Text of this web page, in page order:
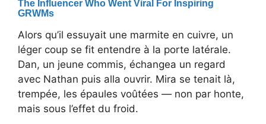
Alors qu’il essuyait une marmite en cuivre, un
léger coup se fit entendre à la porte latérale.
Dan, un jeune commis, échangea un regard
avec Nathan puis alla ouvrir. Mira se tenait là,
trempée, les épaules voûtées — non par honte,
mais sous l’effet du froid.